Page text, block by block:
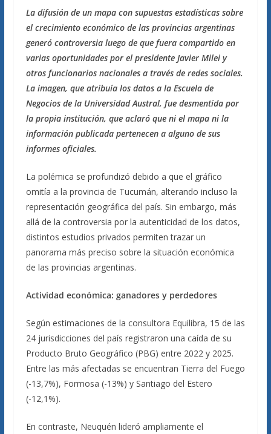
La difusión de un mapa con supuestas estadísticas sobre
el crecimiento económico de las provincias argentinas
generó controversia luego de que fuera compartido en
varias oportunidades por el presidente Javier Milei y
otros funcionarios nacionales a través de redes sociales.
La imagen, que atribuía los datos a la Escuela de
Negocios de la Universidad Austral, fue desmentida por
la propia institución, que aclaró que ni el mapa ni la
información publicada pertenecen a alguno de sus
informes oficiales.
La polémica se profundizó debido a que el gráfico
omitía a la provincia de Tucumán, alterando incluso la
representación geográfica del país. Sin embargo, más
allá de la controversia por la autenticidad de los datos,
distintos estudios privados permiten trazar un
panorama más preciso sobre la situación económica
de las provincias argentinas.
Actividad económica: ganadores y perdedores
Según estimaciones de la consultora Equilibra, 15 de las
24 jurisdicciones del país registraron una caída de su
Producto Bruto Geográfico (PBG) entre 2022 y 2025.
Entre las más afectadas se encuentran Tierra del Fuego
(-13,7%), Formosa (-13%) y Santiago del Estero
(-12,1%).
En contraste, Neuquén lideró ampliamente el